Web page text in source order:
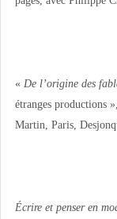
« De l’origine des
étranges productions
Martin, Paris,
Écrire et penser en